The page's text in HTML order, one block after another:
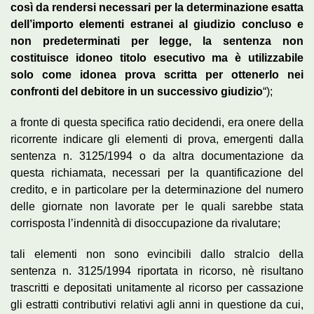
così da rendersi necessari per la determinazione esatta
dell’importo elementi estranei al giudizio concluso e
non predeterminati per legge, la sentenza non
costituisce idoneo titolo esecutivo ma è utilizzabile
solo come idonea prova scritta per ottenerlo nei
confronti del debitore in un successivo giudizio“);
a fronte di questa specifica ratio decidendi, era onere della
ricorrente indicare gli elementi di prova, emergenti dalla
sentenza n. 3125/1994 o da altra documentazione da
questa richiamata, necessari per la quantificazione del
credito, e in particolare per la determinazione del numero
delle giornate non lavorate per le quali sarebbe stata
corrisposta l’indennità di disoccupazione da rivalutare;
tali elementi non sono evincibili dallo stralcio della
sentenza n. 3125/1994 riportata in ricorso, nè risultano
trascritti e depositati unitamente al ricorso per cassazione
gli estratti contributivi relativi agli anni in questione da cui,